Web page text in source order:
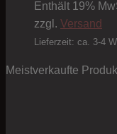
Enthält 19%
zzgl. Versand
Lieferzeit: ca. 3-4
Meistverkaufte